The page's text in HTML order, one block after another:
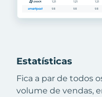
Estatísticas
Fica a par de todos
volume de vendas,